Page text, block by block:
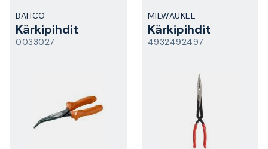
BAHCO
Kärkipihdit
0033027
MILWAUKEE
Kärkipihdit
4932492497